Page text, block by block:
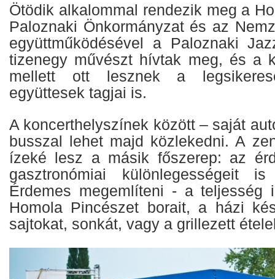
Ötödik alkalommal rendezik meg a
Paloznaki Önkormányzat és az
együttműködésével a Paloznaki
tizenegy művészt hívtak meg, és a
mellett ott lesznek a
együttesek tagjai is.
A koncerthelyszínek között – saját
busszal lehet majd közlekedni. A
ízeké lesz a másik főszerep: az
gasztronómiai különlegességeit is
Érdemes megemlíteni - a teljesség
Homola Pincészet borait, a házi
sajtokat, sonkát, vagy a grillezett